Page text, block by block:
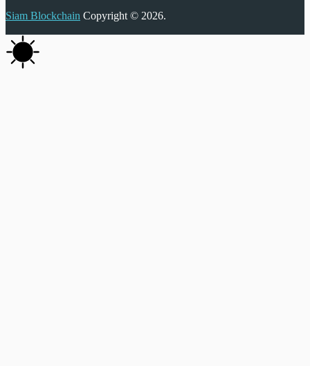
Siam Blockchain Copyright © 2026.